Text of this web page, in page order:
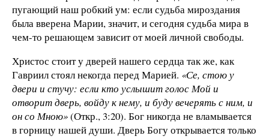
пугающий наш робкий ум: если судьба мироздания
была вверена Марии, значит, и сегодня судьба мира в
чем-то решающем зависит от моей личной свободы.
Христос стоит у дверей нашего сердца так же, как
Гавриил стоял некогда перед Марией. «Се, стою у
двери и стучу: если кто услышит голос Мой и
отворит дверь, войду к нему, и буду вечерять с ним, и
он со Мною»(Откр., 3:20). Бог никогда не вламывается
в горницу нашей души. Дверь Богу открывается только